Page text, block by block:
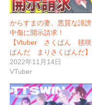
からすまの妻、悪質な誹謗
中傷に開示請求！
【Vtuber さくぱん 毬咲
ぱんだ まりさくぱんだ】
2022年11月14日
VTuber